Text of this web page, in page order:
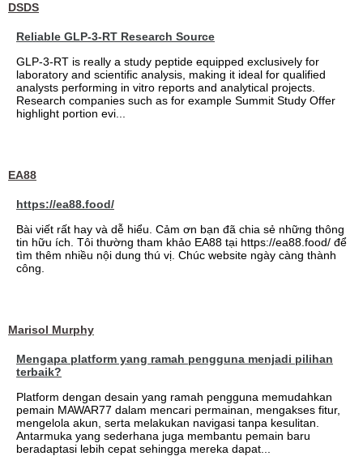
DSDS
Reliable GLP-3-RT Research Source
GLP-3-RT is really a study peptide equipped exclusively for
laboratory and scientific analysis, making it ideal for qualified
analysts performing in vitro reports and analytical projects.
Research companies such as for example Summit Study Offer
highlight portion evi...
EA88
https://ea88.food/
Bài viết rất hay và dễ hiểu. Cảm ơn bạn đã chia sẻ những thông
tin hữu ích. Tôi thường tham khảo EA88 tại https://ea88.food/ để
tìm thêm nhiều nội dung thú vị. Chúc website ngày càng thành
công.
Marisol Murphy
Mengapa platform yang ramah pengguna menjadi pilihan
terbaik?
Platform dengan desain yang ramah pengguna memudahkan
pemain MAWAR77 dalam mencari permainan, mengakses fitur,
mengelola akun, serta melakukan navigasi tanpa kesulitan.
Antarmuka yang sederhana juga membantu pemain baru
beradaptasi lebih cepat sehingga mereka dapat...